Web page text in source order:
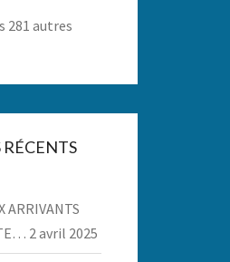
281 autres
ARRIVANTS
2 avril 2025